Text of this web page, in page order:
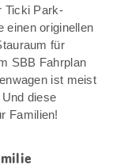
Ticki Park-
einen originellen
für
SBB Fahrplan
ist meist
diese
Familien!